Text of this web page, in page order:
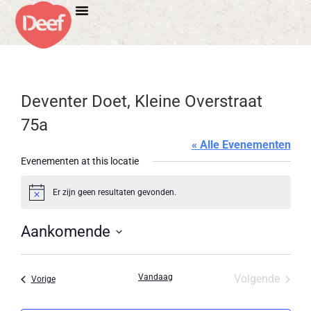
Deventer Doet, Kleine Overstraat
75a
« Alle Evenementen
Evenementen at this locatie
BerichtEr zijn geen resultaten gevonden.
Aankomende
een
VorigeEvenementen Vandaag Volgende